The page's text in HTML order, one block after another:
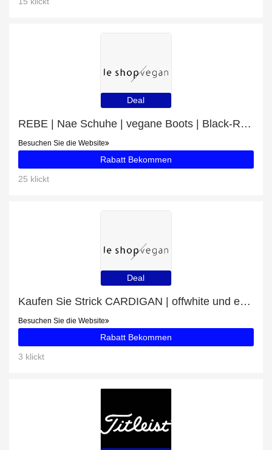
Deal
REBE | Nae Schuhe | vegane Boots | Black-Rabatte und andere 73-Angebote
Besuchen Sie die Website
Rabatt Bekommen
25 klickt
Deal
Kaufen Sie Strick CARDIGAN | offwhite und erhalten Sie 9% Rabatt
Besuchen Sie die Website
Rabatt Bekommen
3 klickt